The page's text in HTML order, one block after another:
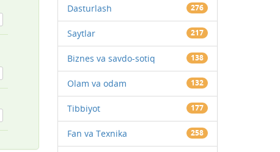
Dasturlash 276
Saytlar 217
Biznes va savdo-sotiq 138
Olam va odam 132
Tibbiyot 177
Fan va Texnika 258